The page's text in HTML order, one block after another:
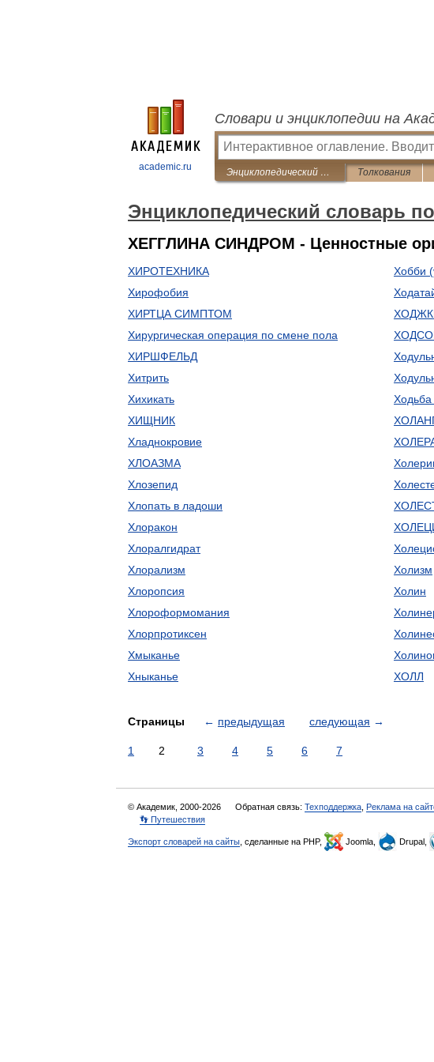
academic.ru
Словари и энциклопедии на
Энциклопедический словарь по психологии и педагогике Толкования
Энциклопедический словарь
ХЕГГЛИНА СИНДРОМ - Ценностные
ХИРОТЕХНИКА
Хирофобия
ХИРТЦА СИМПТОМ
Хирургическая операция по смене пола
ХИРШФЕЛЬД
Хитрить
Хихикать
ХИЩНИК
Хладнокровие
ХЛОАЗМА
Хлозепид
Хлопать в ладоши
Хлоракон
Хлоралгидрат
Хлорализм
Хлоропсия
Хлороформомания
Хлорпротиксен
Хмыканье
Хныканье
Хобби
Холизм
Холин
ХОЛЛ
Страницы ← предыдущая следующая →
1 2 3 4 5 6 7
© Академик, 2000-2026 Обратная связь: Техподдержка Реклама на
👣 Путешествия
Экспорт словарей на сайты , сделанные на PHP, Joomla, Drupal,